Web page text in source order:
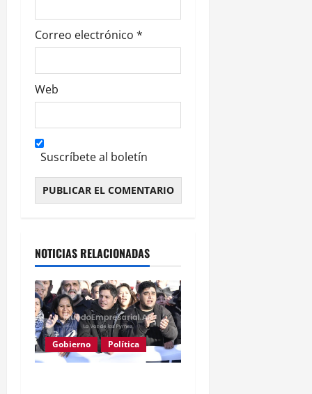
Correo electrónico *
Web
Suscríbete al boletín
NOTICIAS RELACIONADAS
Gobierno Política